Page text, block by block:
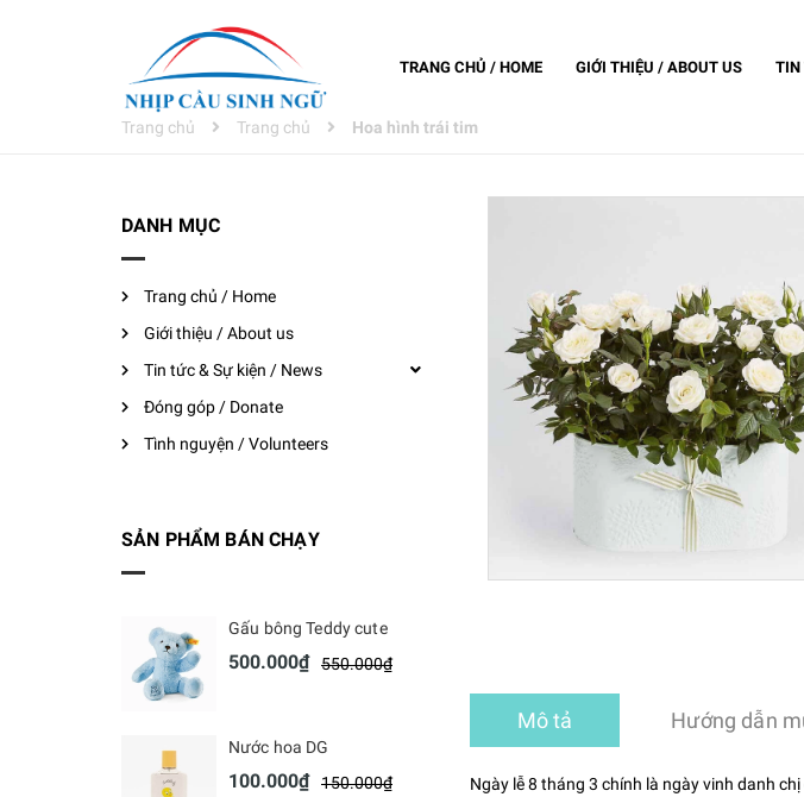
TRANG CHỦ / HOME GIỚI THIỆU / ABOUT US TIN
Trang chủ Trang chủ Hoa hình trái tim
Mô tả Hướng dẫn
Ngày lễ 8 tháng 3 chính là ngày vinh danh
DANH MỤC
Trang chủ / Home
Giới thiệu / About us
Tin tức & Sự kiện / News
Đóng góp / Donate
Tình nguyện / Volunteers
SẢN PHẨM BÁN CHẠY
Gấu bông Teddy cute
500.000₫ 550.000₫
Nước hoa DG
100.000₫ 150.000₫